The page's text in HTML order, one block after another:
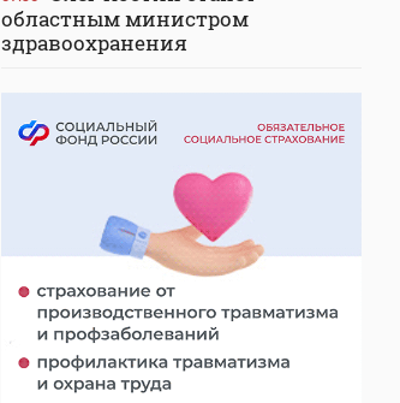
областным министром
здравоохранения